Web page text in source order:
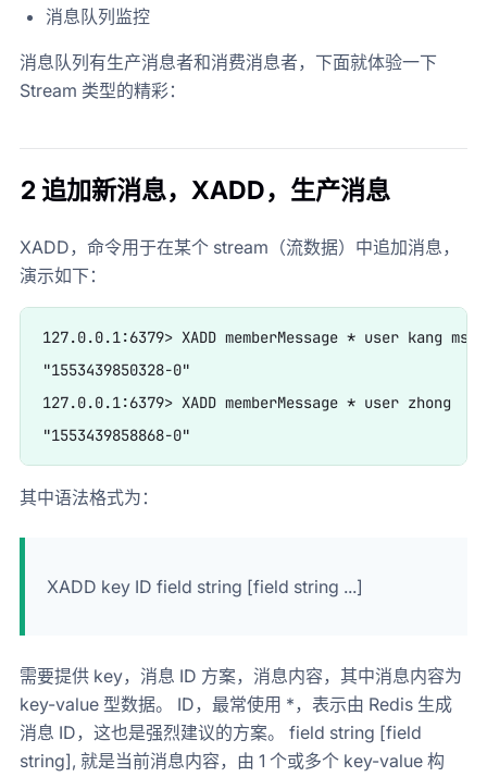
消息队列监控
消息队列有生产消息者和消费消息者，下面就体验一下
Stream 类型的精彩：
2 追加新消息，XADD，生产消息
XADD，命令用于在某个 stream（流数据）中追加消息，
演示如下：
127.0.0.1:6379> XADD memberMessage * user kang
"1553439850328-0"
127.0.0.1:6379> XADD memberMessage * user zhong
其中语法格式为：
XADD key ID field string [field string ...]
需要提供 key，消息 ID 方案，消息内容，其中消息内容为
key-value 型数据。 ID，最常使用 *，表示由 Redis 生成
消息 ID，这也是强烈建议的方案。 field string [field
string], 就是当前消息内容，由 1 个或多个 key-value 构